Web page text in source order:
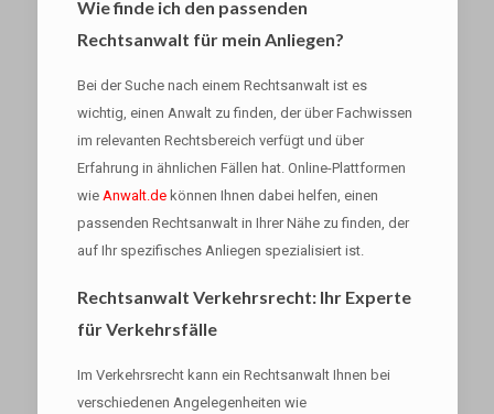
Wie finde ich den passenden
Rechtsanwalt für mein Anliegen?
Bei der Suche nach einem Rechtsanwalt ist es
wichtig, einen Anwalt zu finden, der über Fachwissen
im relevanten Rechtsbereich verfügt und über
Erfahrung in ähnlichen Fällen hat. Online-Plattformen
wie Anwalt.dekönnen Ihnen dabei helfen, einen
passenden Rechtsanwalt in Ihrer Nähe zu finden, der
auf Ihr spezifisches Anliegen spezialisiert ist.
Rechtsanwalt Verkehrsrecht: Ihr Experte
für Verkehrsfälle
Im Verkehrsrecht kann ein Rechtsanwalt Ihnen bei
verschiedenen Angelegenheiten wie